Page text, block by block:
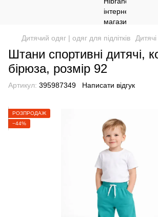
Дитячий одяг | одяг для підлітків
Штани спортивні дитячі,
бірюза, розмір 92
Артикул: 395987349 Написати відгук
РОЗПРОДАЖ
−44%